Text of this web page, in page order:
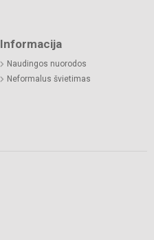
Informacija
Naudingos nuorodos
Neformalus švietimas